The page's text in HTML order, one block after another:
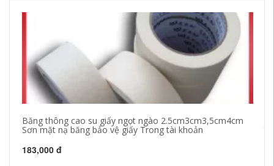
Băng thông cao su giấy ngọt ngào 2.5cm3cm3,5cm4cm
Sơn mặt nạ băng bảo vệ giấy Trong tài khoản
183,000 đ